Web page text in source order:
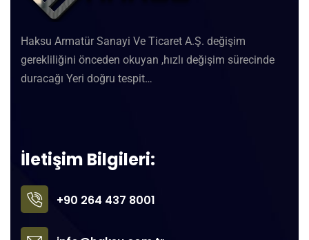
Haksu Armatür Sanayi Ve Ticaret A.Ş. değişim
gerekliliğini önceden okuyan ,hızlı değişim sürecinde
duracağı Yeri doğru tespit…
İletişim Bilgileri:
+90 264 437 8001